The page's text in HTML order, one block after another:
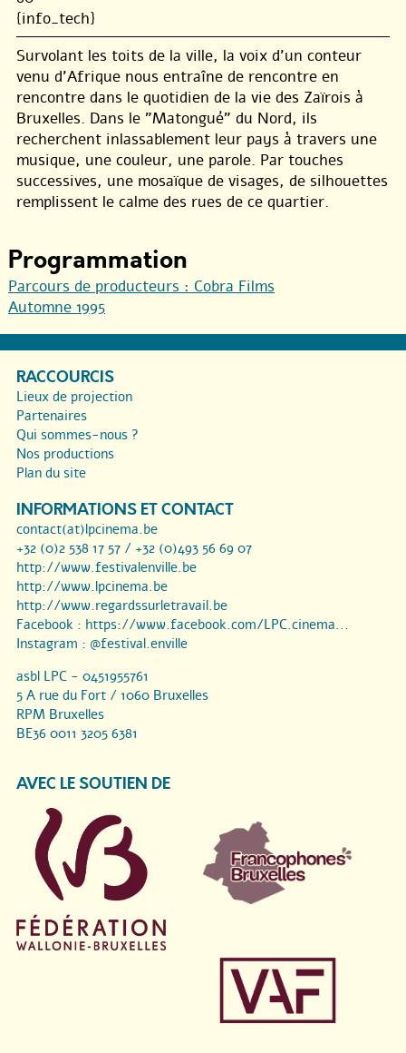
{info_tech}
Survolant les toits de la ville, la voix d’un conteur
venu d’Afrique nous entraîne de rencontre en
rencontre dans le quotidien de la vie des Zaïrois à
Bruxelles. Dans le "Matongué" du Nord, ils
recherchent inlassablement leur pays à travers une
musique, une couleur, une parole. Par touches
successives, une mosaïque de visages, de silhouettes
remplissent le calme des rues de ce quartier.
Programmation
Parcours de producteurs : Cobra Films
Automne 1995
RACCOURCIS
Lieux de projection
Partenaires
Qui sommes-nous ?
Nos productions
Plan du site
INFORMATIONS ET CONTACT
contact(at)lpcinema.be
+32 (0)2 538 17 57 / +32 (0)493 56 69 07
http://www.festivalenville.be
http://www.lpcinema.be
http://www.regardssurletravail.be
Facebook : https://www.facebook.com/LPC.cinema...
Instagram : @festival.enville
asbl LPC - 0451955761
5 A rue du Fort / 1060 Bruxelles
RPM Bruxelles
BE36 0011 3205 6381
AVEC LE SOUTIEN DE